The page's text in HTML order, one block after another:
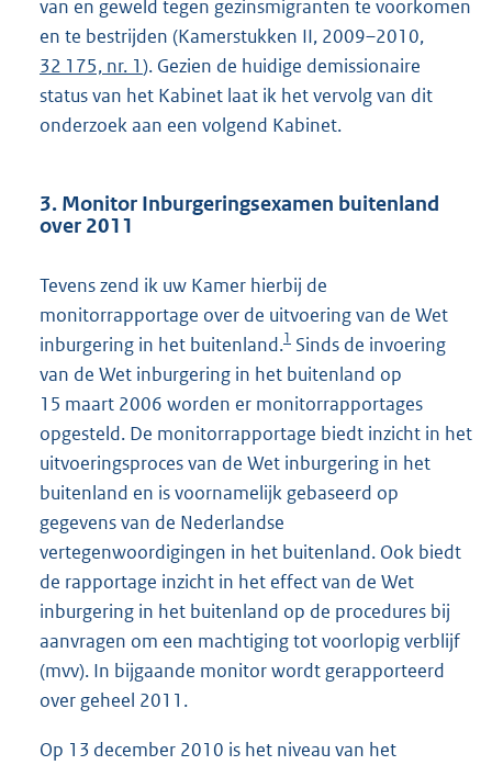
van en geweld tegen gezinsmigranten te voorkomen
en te bestrijden (Kamerstukken II, 2009–2010,
32 175, nr. 1). Gezien de huidige demissionaire
status van het Kabinet laat ik het vervolg van dit
onderzoek aan een volgend Kabinet.
3. Monitor Inburgeringsexamen buitenland
over 2011
Tevens zend ik uw Kamer hierbij de
monitorrapportage over de uitvoering van de Wet
inburgering in het buitenland.1 Sinds de invoering
van de Wet inburgering in het buitenland op
15 maart 2006 worden er monitorrapportages
opgesteld. De monitorrapportage biedt inzicht in het
uitvoeringsproces van de Wet inburgering in het
buitenland en is voornamelijk gebaseerd op
gegevens van de Nederlandse
vertegenwoordigingen in het buitenland. Ook biedt
de rapportage inzicht in het effect van de Wet
inburgering in het buitenland op de procedures bij
aanvragen om een machtiging tot voorlopig verblijf
(mvv). In bijgaande monitor wordt gerapporteerd
over geheel 2011.
Op 13 december 2010 is het niveau van het